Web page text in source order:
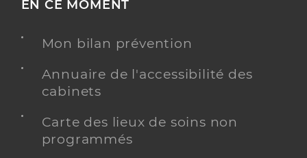
EN CE MOMENT
Mon bilan prévention
Annuaire de l'accessibilité des
cabinets
Carte des lieux de soins non
programmés